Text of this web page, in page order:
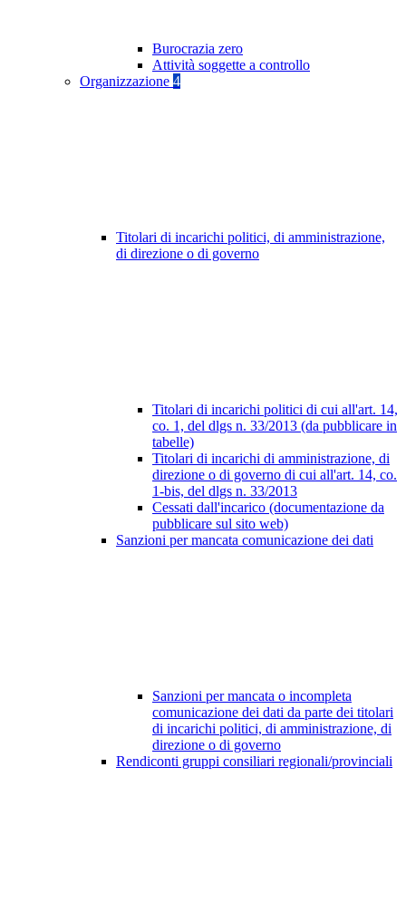
Burocrazia zero
Attività soggette a controllo
Organizzazione 4
Titolari di incarichi politici, di amministrazione,
di direzione o di governo
Titolari di incarichi politici di cui all'art. 14,
co. 1, del dlgs n. 33/2013 (da pubblicare in
tabelle)
Titolari di incarichi di amministrazione, di
direzione o di governo di cui all'art. 14, co.
1-bis, del dlgs n. 33/2013
Cessati dall'incarico (documentazione da
pubblicare sul sito web)
Sanzioni per mancata comunicazione dei dati
Sanzioni per mancata o incompleta
comunicazione dei dati da parte dei titolari
di incarichi politici, di amministrazione, di
direzione o di governo
Rendiconti gruppi consiliari regionali/provinciali